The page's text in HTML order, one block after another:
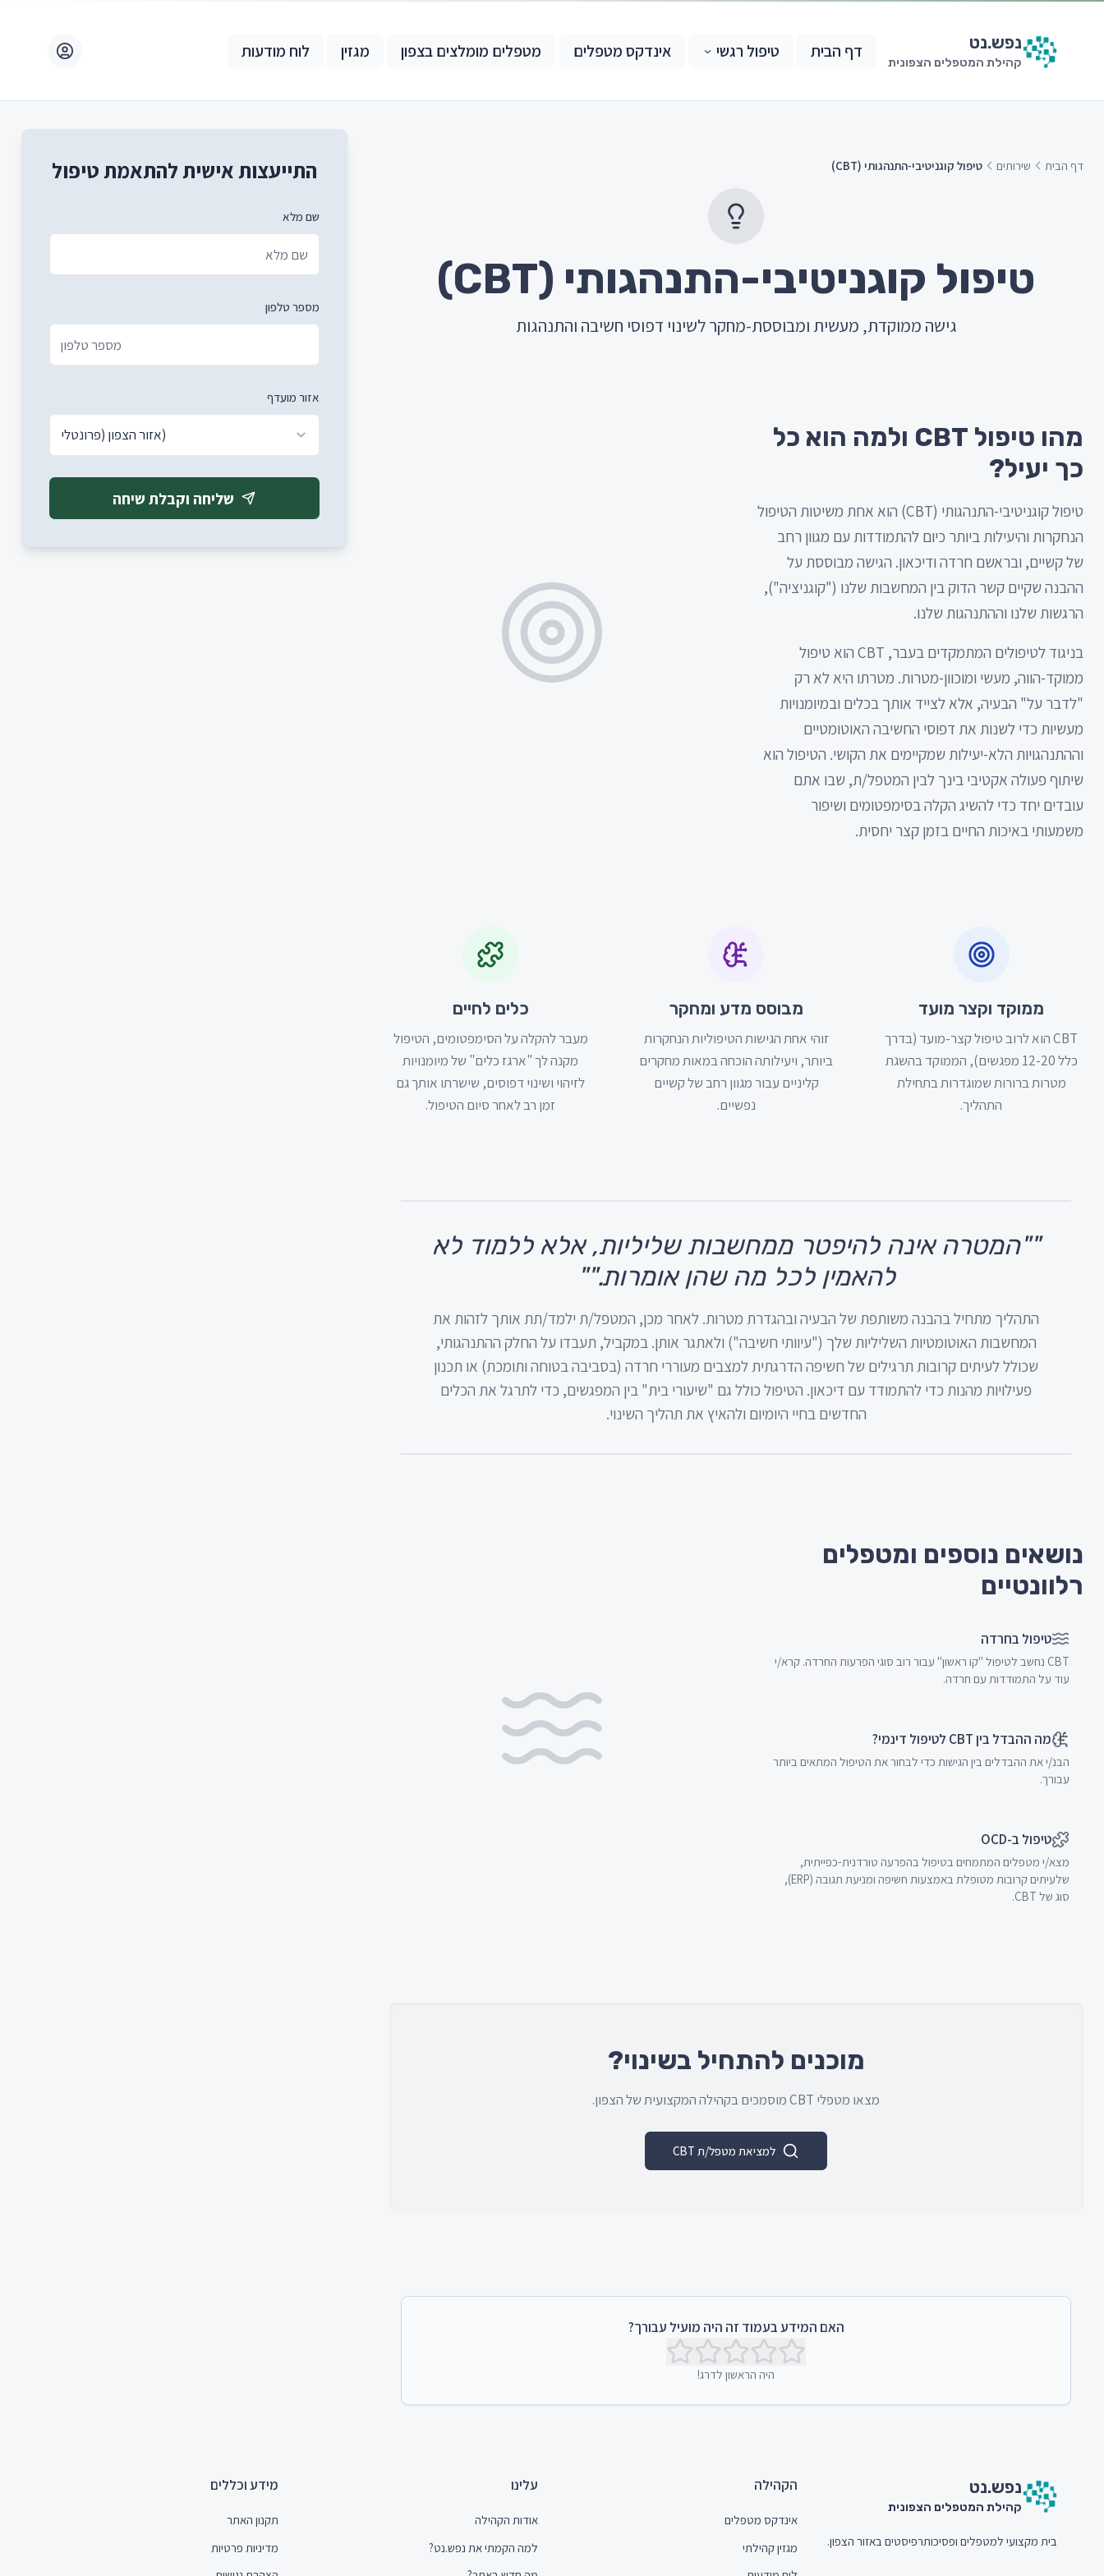
נפש.נט
קהילת המטפלים הצפונית
דף הבית טיפול רגשי אינדקס מטפלים מטפלים מומלצים בצפון מגזין לוח מודעות
דף הבית שירותים טיפול קוגניטיבי-התנהגותי (CBT)
טיפול קוגניטיבי-התנהגותי (CBT)
גישה ממוקדת, מעשית ומבוססת-מחקר לשינוי דפוסי חשיבה והתנהגות
מהו טיפול CBT ולמה הוא כל
כך יעיל?
טיפול קוגניטיבי-התנהגותי (CBT) הוא אחת משיטות הטיפול
הנחקרות והיעילות ביותר כיום להתמודדות עם מגוון רחב
של קשיים, ובראשם חרדה ודיכאון. הגישה מבוססת על
ההבנה שקיים קשר הדוק בין המחשבות שלנו ("קוגניציה"),
הרגשות שלנו וההתנהגות שלנו.
בניגוד לטיפולים המתמקדים בעבר, CBT הוא טיפול
ממוקד-הווה, מעשי ומוכוון-מטרות. מטרתו היא לא רק
"לדבר על" הבעיה, אלא לצייד אותך בכלים ובמיומנויות
מעשיות כדי לשנות את דפוסי החשיבה האוטומטיים
וההתנהגויות הלא-יעילות שמקיימים את הקושי. הטיפול הוא
שיתוף פעולה אקטיבי בינך לבין המטפל/ת, שבו אתם
עובדים יחד כדי להשיג הקלה בסימפטומים ושיפור
משמעותי באיכות החיים בזמן קצר יחסית.
ממוקד וקצר מועד
CBT הוא לרוב טיפול קצר-מועד (בדרך
כלל 12-20 מפגשים), הממוקד בהשגת
מטרות ברורות שמוגדרות בתחילת
התהליך.
מבוסס מדע ומחקר
זוהי אחת הגישות הטיפוליות הנחקרות
ביותר, ויעילותה הוכחה במאות מחקרים
קליניים עבור מגוון רחב של קשיים
נפשיים.
כלים לחיים
מעבר להקלה על הסימפטומים, הטיפול
מקנה לך "ארגז כלים" של מיומנויות
לזיהוי ושינוי דפוסים, שישרתו אותך גם
זמן רב לאחר סיום הטיפול.
""המטרה אינה להיפטר ממחשבות שליליות, אלא ללמוד לא
להאמין לכל מה שהן אומרות.""
התהליך מתחיל בהבנה משותפת של הבעיה ובהגדרת מטרות. לאחר מכן, המטפל/ת ילמד/תת אותך לזהות את
המחשבות האוטומטיות השליליות שלך ("עיוותי חשיבה") ולאתגר אותן. במקביל, תעבדו על החלק ההתנהגותי,
שכולל לעיתים קרובות תרגילים של חשיפה הדרגתית למצבים מעוררי חרדה (בסביבה בטוחה ותומכת) או תכנון
פעילויות מהנות כדי להתמודד עם דיכאון. הטיפול כולל גם "שיעורי בית" בין המפגשים, כדי לתרגל את הכלים
החדשים בחיי היומיום ולהאיץ את תהליך השינוי.
נושאים נוספים ומטפלים
רלוונטיים
טיפול בחרדה
CBT נחשב לטיפול "קו ראשון" עבור רוב סוגי הפרעות החרדה. קרא/י
עוד על התמודדות עם חרדה.
מה ההבדל בין CBT לטיפול דינמי?
הבנ/י את ההבדלים בין הגישות כדי לבחור את הטיפול המתאים ביותר
עבורך.
טיפול ב-OCD
מצא/י מטפלים המתמחים בטיפול בהפרעה טורדנית-כפייתית,
שלעיתים קרובות מטופלת באמצעות חשיפה ומניעת תגובה (ERP),
סוג של CBT.
מוכנים להתחיל בשינוי?
מצאו מטפלי CBT מוסמכים בקהילה המקצועית של הצפון.
למציאת מטפל/ת CBT
האם המידע בעמוד זה היה מועיל עבורך?
היה הראשון לדרג!
התייעצות אישית להתאמת טיפול
שם מלא
מספר טלפון
אזור מועדף
אזור הצפון (פרונטלי)
שליחה וקבלת שיחה
נפש.נט
קהילת המטפלים הצפונית
בית מקצועי למטפלים ופסיכותרפיסטים באזור הצפון.
הקהילה
אינדקס מטפלים
מגזין קהילתי
עלינו
אודות הקהילה
למה הקמתי את נפש.נט?
מידע וכללים
תקנון האתר
מדיניות פרטיות